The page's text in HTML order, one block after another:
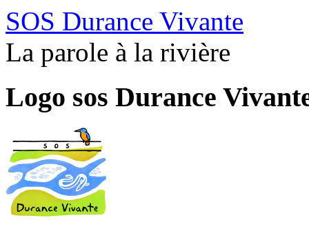
SOS Durance Vivante
La parole à la rivière
Logo sos Durance